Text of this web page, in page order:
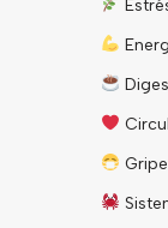
Gripe